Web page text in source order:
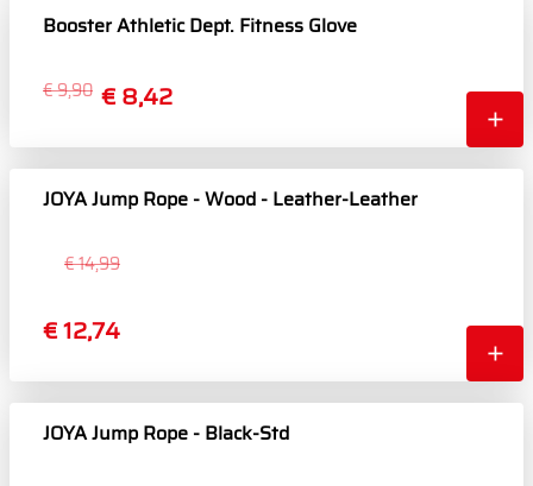
Booster Athletic Dept. Fitness Glove
€ 8,42
€ 9,90
JOYA Jump Rope - Wood - Leather-Leather
€ 14,99
€ 12,74
JOYA Jump Rope - Black-Std